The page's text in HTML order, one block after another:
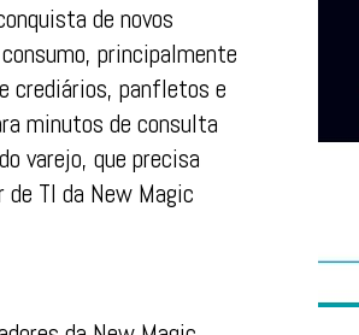
de novos
principalmente
crediários, panfletos e
minutos de consulta
varejo, que precisa
de TI da New Magic